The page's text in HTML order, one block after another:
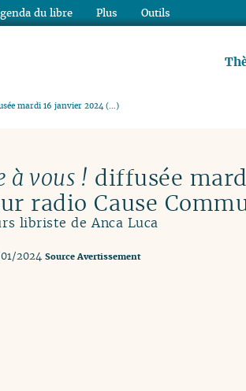
mardi 16 janvier 2024 (…)
à vous ! diffusée
radio Cause
libriste de Anca Luca
2024 Source Avertissement
du libre Plus Outils